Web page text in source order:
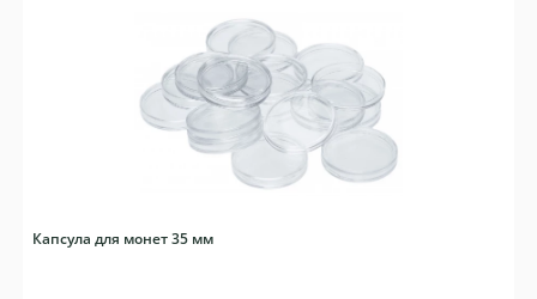
Капсула для монет 35 мм